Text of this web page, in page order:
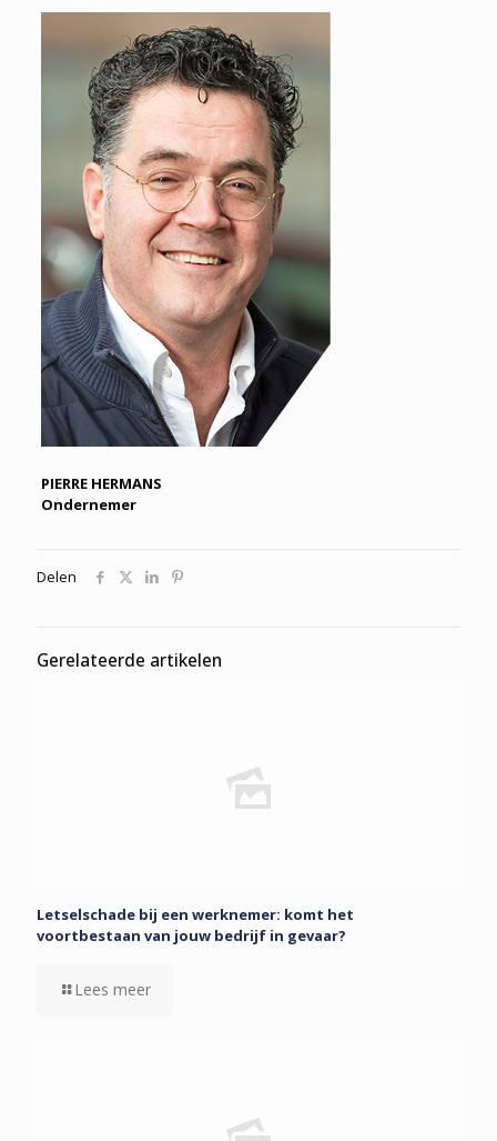
PIERRE HERMANS
Ondernemer
Delen
Gerelateerde artikelen
Letselschade bij een werknemer: komt het
voortbestaan van jouw bedrijf in gevaar?
Lees meer